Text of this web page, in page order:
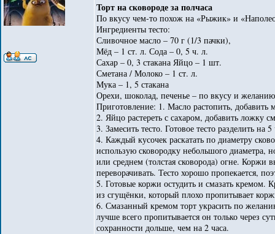
Торт на сковороде за полчаса
По вкусу чем-то похож на «Рыжик» и
Ингредиенты тесто:
Сливочное масло – 70 г (1/3 пачки),
Мёд – 1 ст. л. Сода – 0, 5 ч. л.
Сахар – 0, 3 стакана Яйцо – 1 шт.
Сметана / Молоко – 1 ст. л.
Мука – 1, 5 стакана
Орехи, шоколад, печенье – по вкусу и желанию
Приготовление: 1. Масло растопить, добавить
2. Яйцо растереть с сахаром, добавить ложку
3. Замесить тесто. Готовое тесто разделить на 5
4. Каждый кусочек раскатать по диаметру
использую сковородку небольшого диаметра,
или среднем (толстая сковорода) огне.
переворачивать. Тесто хорошо пропекается,
5. Готовые коржи остудить и смазать кремом.
из сгущёнки, который плохо пропитывает
6. Смазанный кремом торт украсить по
лучше всего пропитывается он только через
сохранности дольше, чем на 2 часа.